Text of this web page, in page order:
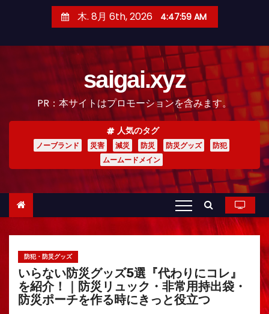
木. 8月 6th, 2026 4:48:01 AM
saigai.xyz
PR：本サイトはプロモーションを含みます。
人気のタグ
ノーブランド 災害 減災 防災 防災グッズ
防犯
ムームードメイン
防犯・防災グッズ
いらない防災グッズ5選『代わりにコレ』
を紹介！｜防災リュック・非常用持出袋・
防災ポーチを作る時にきっと役立つ